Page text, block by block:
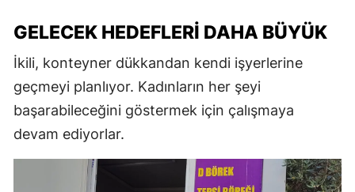
GELECEK HEDEFLERI DAHA BÜYÜK
İkili, konteyner dükkandan kendi işyerlerine
geçmeyi planlıyor. Kadınların her şeyi
başarabileceğini göstermek için çalışmaya
devam ediyorlar.